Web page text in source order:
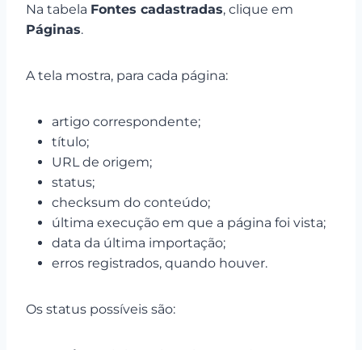
Na tabela Fontes cadastradas, clique em
Páginas.
A tela mostra, para cada página:
artigo correspondente;
título;
URL de origem;
status;
checksum do conteúdo;
última execução em que a página foi vista;
data da última importação;
erros registrados, quando houver.
Os status possíveis são: